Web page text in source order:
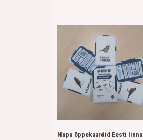
Nupu õppekaardid Eesti